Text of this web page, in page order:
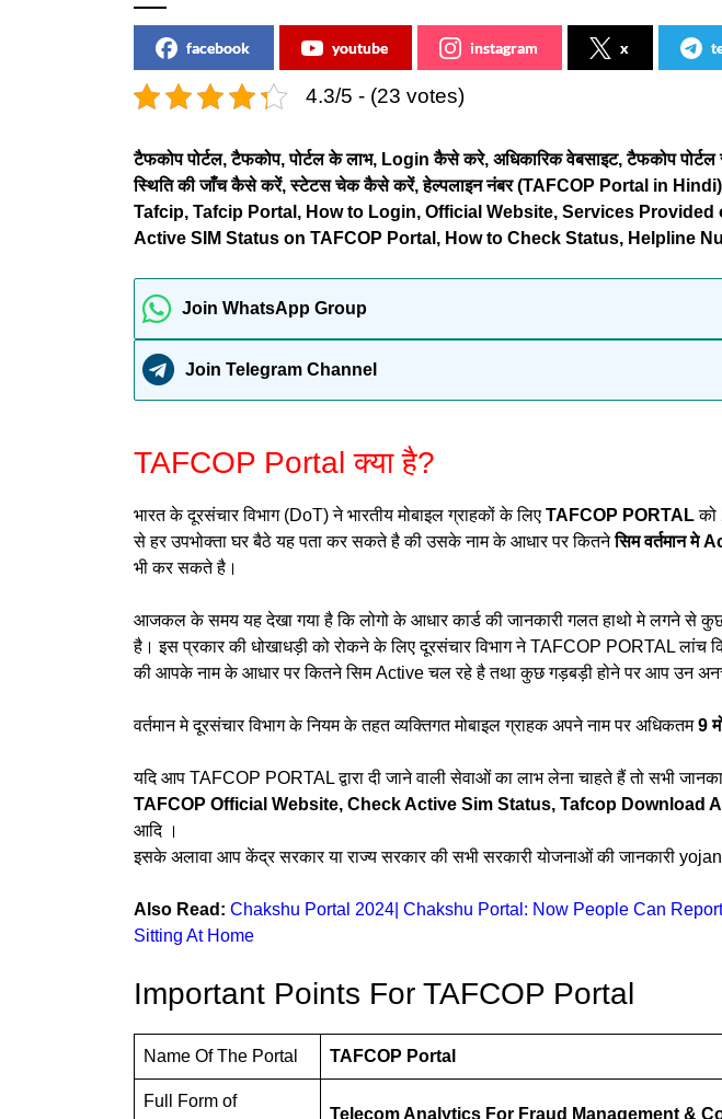
facebook youtube instagram x
4.3/5 - (23 votes)
टैफकोप पोर्टल, टैफकोप, पोर्टल के लाभ, Login कैसे करे, अधिकारिक वेबसाइट, टैफकोप
स्थिति की जाँच कैसे करें, स्टेटस चेक कैसे करें, हेल्पलाइन नंबर (TAFCOP Portal in
Tafcip, Tafcip Portal, How to Login, Official Website, Services
Active SIM Status on TAFCOP Portal, How to Check Status, Helpline
Join WhatsApp Group
Join Telegram Channel
TAFCOP Portal क्या है?
भारत के दूरसंचार विभाग (DoT) ने भारतीय मोबाइल ग्राहकों के लिए TAFCOP PORTALको
से हर उपभोक्ता घर बैठे यह पता कर सकते है की उसके नाम के आधार पर कितनेसिम वर्तमान मे
भी कर सकते है।
आजकल के समय यह देखा गया है कि लोगो के आधार कार्ड की जानकारी गलत हाथो मे लगने से
है। इस प्रकार की धोखाधड़ी को रोकने के लिए दूरसंचार विभाग ने TAFCOP PORTAL लांच
की आपके नाम के आधार पर कितने सिम Active चल रहे है तथा कुछ गड़बड़ी होने पर आप उन
वर्तमान मे दूरसंचार विभाग के नियम के तहत व्यक्तिगत मोबाइल ग्राहक अपने नाम पर अधिकतम9
यदि आप TAFCOP PORTAL द्वारा दी जाने वाली सेवाओं का लाभ लेना चाहते हैं तो सभी
TAFCOP Official Website, Check Active Sim Status, Tafcop Download
आदि ।
इसके अलावा आप केंद्र सरकार या राज्य सरकार की सभी सरकारी योजनाओं की जानकारी
Also Read: Chakshu Portal 2024| Chakshu Portal: Now People Can
Sitting At Home
Important Points For TAFCOP Portal
Name Of The Portal TAFCOP Portal
Full Form of
Telecom Analytics For Fraud Management &